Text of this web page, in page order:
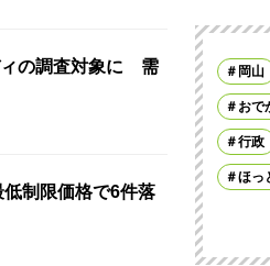
ィの調査対象に 需
制限価格で6件落
岡山
おで
行政
ほっ